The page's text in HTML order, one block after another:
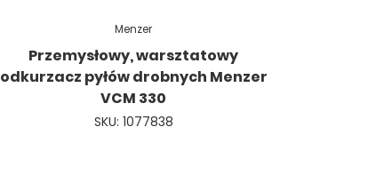
Menzer
Przemysłowy, warsztatowy
odkurzacz pyłów drobnych Menzer
VCM 330
SKU: 1077838